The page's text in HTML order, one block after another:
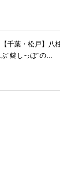
【千葉・松戸】八
ぶ“鍵しっぽ”の...